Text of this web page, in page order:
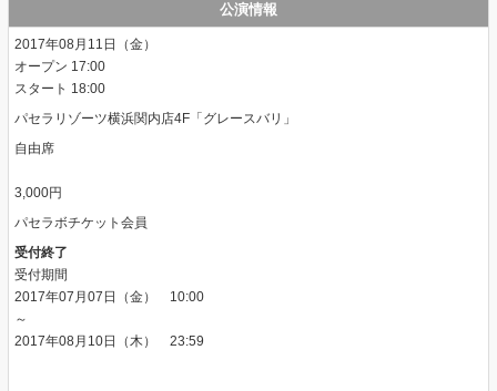
公演情報
2017年08月11日（金）
17:00
18:00
パセラリゾーツ横浜関内店4F「グレースバリ」
自由席
3,000円
パセラボチケット会員
受付終了
受付期間
2017年07月07日（金） 10:00
～
2017年08月10日（木） 23:59